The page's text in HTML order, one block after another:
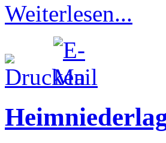
Weiterlesen...